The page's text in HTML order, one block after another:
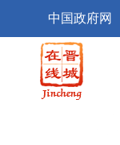
中国政府网